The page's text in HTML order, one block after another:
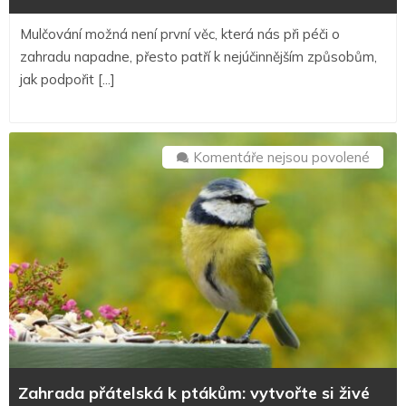
Mulčování možná není první věc, která nás při péči o
zahradu napadne, přesto patří k nejúčinnějším způsobům,
jak podpořit [...]
Komentáře nejsou povolené
si
Zahrada přátelská k ptákům: vytvořte si živé